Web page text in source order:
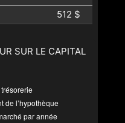
512 $
SUR LE CAPITAL